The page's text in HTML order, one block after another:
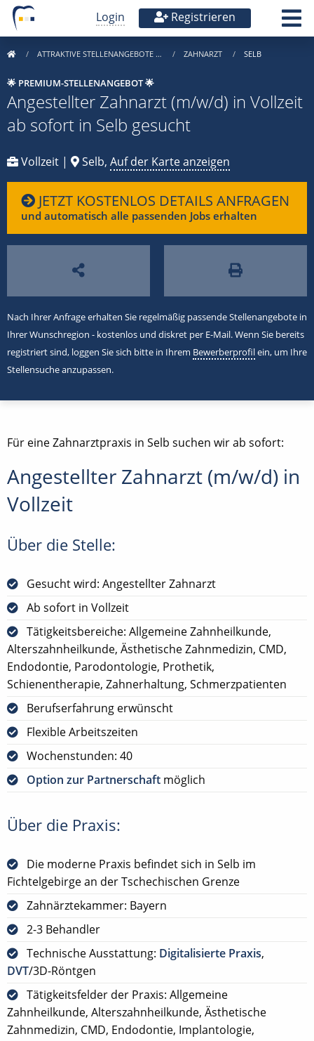
Login Registrieren
ATTRAKTIVE STELLENANGEBOTE … ZAHNARZT SELB
🌟 PREMIUM-STELLENANGEBOT 🌟
Angestellter Zahnarzt (m/w/d) in Vollzeit
ab sofort in Selb gesucht
Vollzeit | Selb, Auf der Karte anzeigen
JETZT KOSTENLOS DETAILS ANFRAGEN
und automatisch alle passenden Jobs erhalten
Nach Ihrer Anfrage erhalten Sie regelmäßig passende Stellenangebote in
Ihrer Wunschregion - kostenlos und diskret per E-Mail. Wenn Sie bereits
registriert sind, loggen Sie sich bitte in Ihrem Bewerberprofilein, um Ihre
Stellensuche anzupassen.
Für eine Zahnarztpraxis in Selb suchen wir ab sofort:
Angestellter Zahnarzt (m/w/d) in
Vollzeit
Über die Stelle:
Gesucht wird: Angestellter Zahnarzt
Ab sofort in Vollzeit
Tätigkeitsbereiche: Allgemeine Zahnheilkunde,
Alterszahnheilkunde, Ästhetische Zahnmedizin, CMD,
Endodontie, Parodontologie, Prothetik,
Schienentherapie, Zahnerhaltung, Schmerzpatienten
Berufserfahrung erwünscht
Flexible Arbeitszeiten
Wochenstunden: 40
Option zur Partnerschaft möglich
Über die Praxis:
Die moderne Praxis befindet sich in Selb im
Fichtelgebirge an der Tschechischen Grenze
Zahnärztekammer: Bayern
2-3 Behandler
Technische Ausstattung: Digitalisierte Praxis,
DVT/3D-Röntgen
Tätigkeitsfelder der Praxis: Allgemeine
Zahnheilkunde, Alterszahnheilkunde, Ästhetische
Zahnmedizin, CMD, Endodontie, Implantologie,